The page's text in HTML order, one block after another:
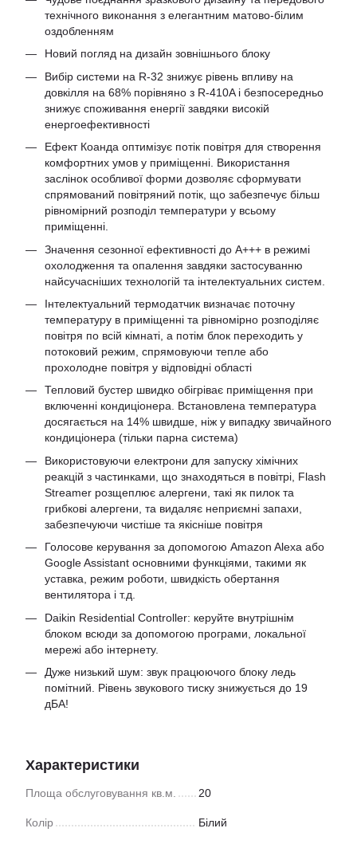
технічного виконання з елегантним матово-білим
оздобленням
Новий погляд на дизайн зовнішнього блоку
Вибір системи на R-32 знижує рівень впливу на
довкілля на 68% порівняно з R-410A і безпосередньо
знижує споживання енергії завдяки високій
енергоефективності
Ефект Коанда оптимізує потік повітря для створення
комфортних умов у приміщенні. Використання
заслінок особливої ​​форми дозволяє сформувати
спрямований повітряний потік, що забезпечує більш
рівномірний розподіл температури у всьому
приміщенні.
Значення сезонної ефективності до A+++ в режимі
охолодження та опалення завдяки застосуванню
найсучасніших технологій та інтелектуальних систем.
Інтелектуальний термодатчик визначає поточну
температуру в приміщенні та рівномірно розподіляє
повітря по всій кімнаті, а потім блок переходить у
потоковий режим, спрямовуючи тепле або
прохолодне повітря у відповідні області
Тепловий бустер швидко обігріває приміщення при
включенні кондиціонера. Встановлена ​​температура
досягається на 14% швидше, ніж у випадку звичайного
кондиціонера (тільки парна система)
Використовуючи електрони для запуску хімічних
реакцій з частинками, що знаходяться в повітрі, Flash
Streamer розщеплює алергени, такі як пилок та
грибкові алергени, та видаляє неприємні запахи,
забезпечуючи чистіше та якісніше повітря
Голосове керування за допомогою Amazon Alexa або
Google Assistant основними функціями, такими як
уставка, режим роботи, швидкість обертання
вентилятора і т.д.
Daikin Residential Controller: керуйте внутрішнім
блоком всюди за допомогою програми, локальної
мережі або інтернету.
Дуже низький шум: звук працюючого блоку ледь
помітний. Рівень звукового тиску знижується до 19
дБА!
Характеристики
Площа обслуговування кв.м. 20
Колір Білий